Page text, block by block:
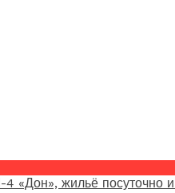
«Дон», жильё посуточно и